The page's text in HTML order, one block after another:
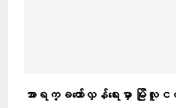
အာရက္ခတော်လှန်ရေးမှာ မြိုလူင